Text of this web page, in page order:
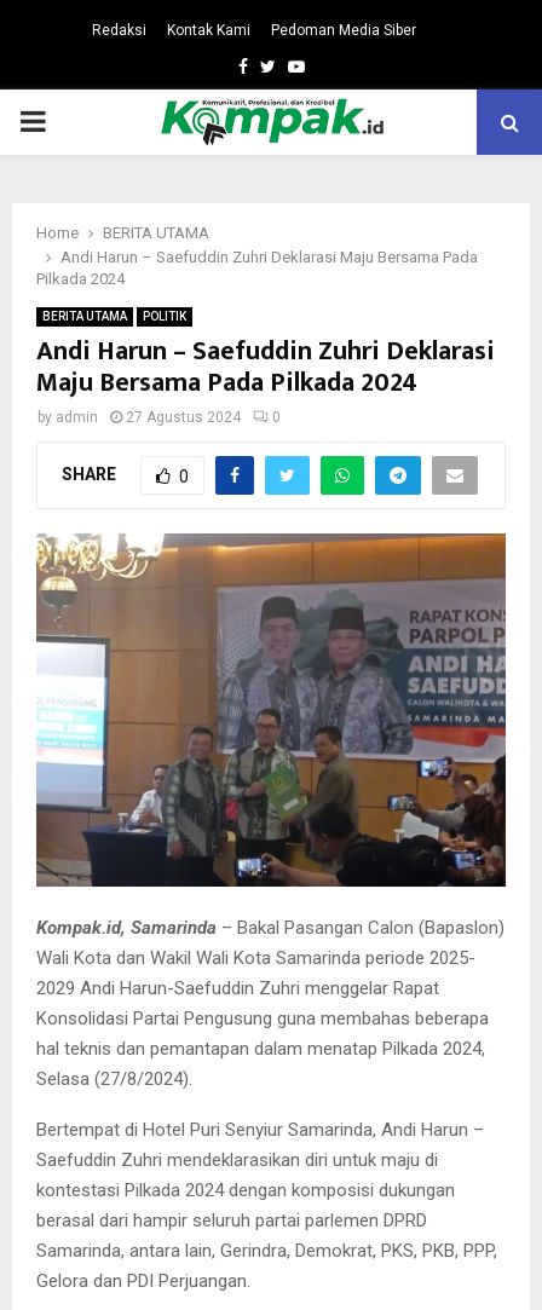
Redaksi Kontak Kami Pedoman Media Siber
Facebook
TwitterYoutube
PRIMARY
Home
BERITA UTAMA
Andi Harun – Saefuddin Zuhri Deklarasi Maju Bersama Pada
Pilkada 2024
BERITA UTAMA POLITIK
Andi Harun – Saefuddin Zuhri Deklarasi
Maju Bersama Pada Pilkada 2024
by admin 27 Agustus 2024 0
SHARE 0
Kompak.id, Samarinda – Bakal Pasangan Calon (Bapaslon)
Wali Kota dan Wakil Wali Kota Samarinda periode 2025-
2029 Andi Harun-Saefuddin Zuhri menggelar Rapat
Konsolidasi Partai Pengusung guna membahas beberapa
hal teknis dan pemantapan dalam menatap Pilkada 2024,
Selasa (27/8/2024).
Bertempat di Hotel Puri Senyiur Samarinda, Andi Harun –
Saefuddin Zuhri mendeklarasikan diri untuk maju di
kontestasi Pilkada 2024 dengan komposisi dukungan
berasal dari hampir seluruh partai parlemen DPRD
Samarinda, antara lain, Gerindra, Demokrat, PKS, PKB, PPP,
Gelora dan PDI Perjuangan.